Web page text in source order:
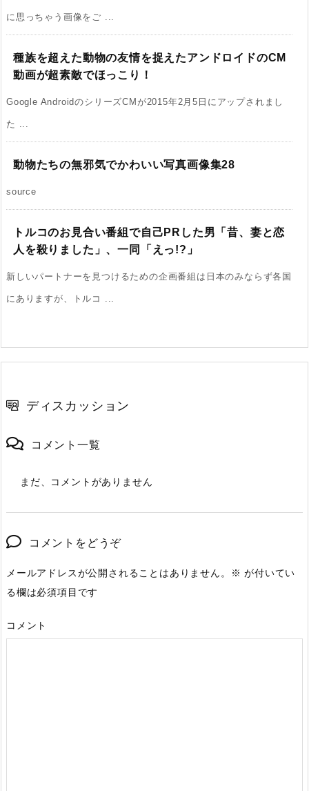
に思っちゃう画像をご ...
種族を超えた動物の友情を捉えたアンドロイドのCM
動画が超素敵でほっこり！
Google AndroidのシリーズCMが2015年2月5日にアップされまし
た ...
動物たちの無邪気でかわいい写真画像集28
source
トルコのお見合い番組で自己PRした男「昔、妻と恋
人を殺りました」、一同「えっ!?」
新しいパートナーを見つけるための企画番組は日本のみならず各国
にありますが、トルコ ...
ディスカッション
コメント一覧
まだ、コメントがありません
コメントをどうぞ
メールアドレスが公開されることはありません。 ※ が付いてい
る欄は必須項目です
コメント